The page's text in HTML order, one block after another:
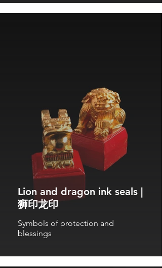
Lion and dragon ink seals |
狮印龙印
Symbols of protection and
blessings